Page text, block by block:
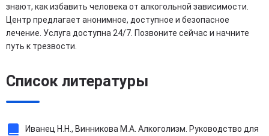
знают, как избавить человека от алкогольной зависимости.
Центр предлагает анонимное, доступное и безопасное
лечение. Услуга доступна 24/7. Позвоните сейчас и начните
путь к трезвости.
Список литературы
Иванец Н.Н., Винникова М.А. Алкоголизм. Руководство для